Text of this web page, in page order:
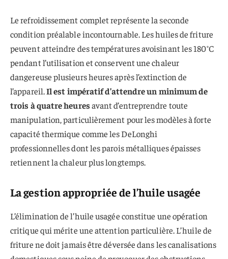
Le refroidissement complet représente la seconde
condition préalable incontournable. Les huiles de friture
peuvent atteindre des températures avoisinant les 180°C
pendant l’utilisation et conservent une chaleur
dangereuse plusieurs heures après l’extinction de
l’appareil.Il est impératif d’attendre un minimum de
trois à quatre heuresavant d’entreprendre toute
manipulation, particulièrement pour les modèles à forte
capacité thermique comme les DeLonghi
professionnelles dont les parois métalliques épaisses
retiennent la chaleur plus longtemps.
La gestion appropriée de l’huile usagée
L’élimination de l’huile usagée constitue une opération
critique qui mérite une attention particulière. L’huile de
friture ne doit jamais être déversée dans les canalisations